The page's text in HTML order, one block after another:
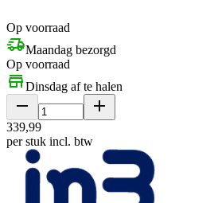
Op voorraad
Maandag bezorgd
Op voorraad
Dinsdag af te halen
339,99
per stuk incl. btw